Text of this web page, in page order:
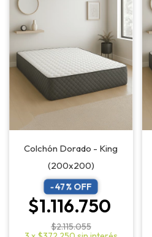
Colchón Dorado - King
(200x200)
-47% OFF
$1.116.750
$2.115.055